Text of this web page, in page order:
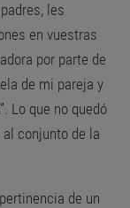
les
en vuestras
por parte de
de mi pareja y
Lo que no quedó
conjunto de la
de un